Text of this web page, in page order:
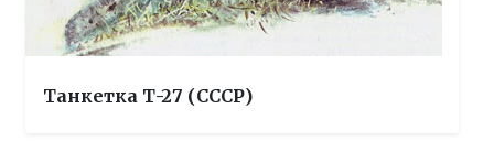
Танкетка Т-27 (СССР)